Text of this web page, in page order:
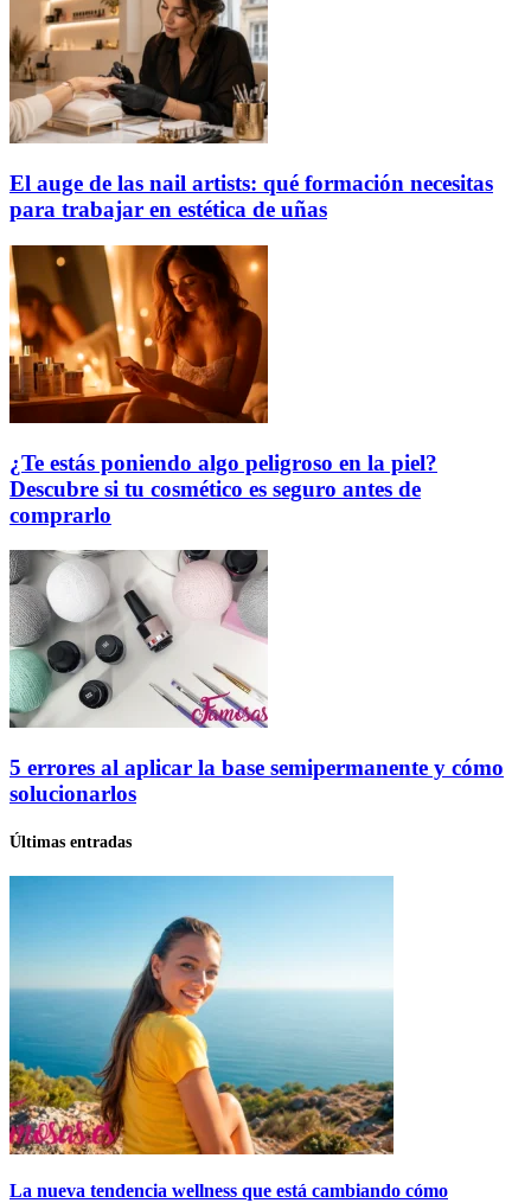
El auge de las nail artists: qué formación necesitas
para trabajar en estética de uñas
¿Te estás poniendo algo peligroso en la piel?
Descubre si tu cosmético es seguro antes de
comprarlo
5 errores al aplicar la base semipermanente y cómo
solucionarlos
Últimas entradas
La nueva tendencia wellness que está cambiando cómo